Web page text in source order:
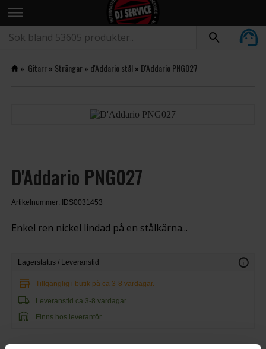
menu
» Gitarr» Strängar» d'Addario stål» D'Addario PNG027
D'Addario PNG027
Artikelnummer: IDS0031453
Enkel ren nickel lindad på en stålkärna...
Lagerstatus / Leveranstid info
store Tillgänglig i butik på ca 3-8 vardagar.
local_shipping Leveranstid ca 3-8 vardagar.
warehouse Finns hos leverantör.